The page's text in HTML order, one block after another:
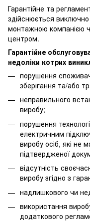
Гарантійне та
здійснюється
монтажною компанією
центром.
Гарантійне
недоліки котрих
порушення
зберігання та/або
неправильного
виробу;
порушення
електричним
виробу осіб, які не
підтвердженої
відсутність
виробу згідно з
надлишкового чи
використання
додаткового